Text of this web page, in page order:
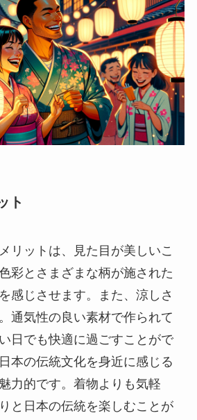
ト
リットは、見た目が美しいこ
彩とさまざまな柄が施された
感じさせます。また、涼しさ
通気性の良い素材で作られて
日でも快適に過ごすことがで
本の伝統文化を身近に感じる
力的です。着物よりも気軽
と日本の伝統を楽しむことが